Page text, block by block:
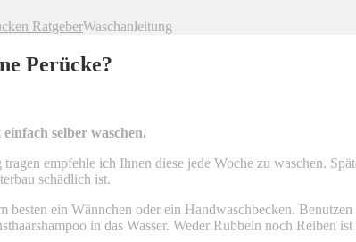
RatgeberWaschanleitung
Perücke?
selber waschen.
empfehle ich Ihnen diese jede Woche zu waschen.
schädlich ist.
besten ein Wännchen oder ein Handwaschbecken.
in das Wasser. Weder Rubbeln noch Reiben